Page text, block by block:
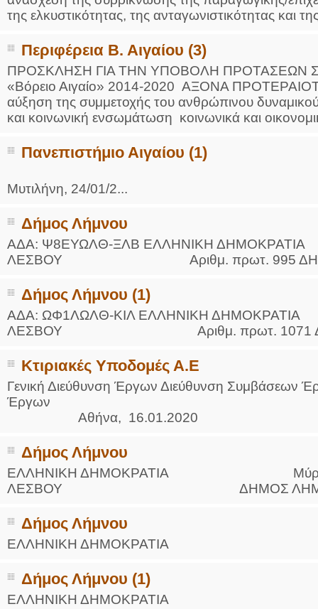
της ελκυστικότητας, της ανταγωνιστικότητας και
Περιφέρεια Β. Αιγαίου (3)
ΠΡΟΣΚΛΗΣΗ ΓΙΑ ΤΗΝ ΥΠΟΒΟΛΗ ΠΡΟΤΑΣΕΩΝ
«Βόρειο Αιγαίο» 2014-2020 ΑΞΟΝΑ
αύξηση της συμμετοχής του ανθρώπινου
και κοινωνική ενσωμάτωση κοινωνικά και
Πανεπιστήμιο Αιγαίου (1)
Μυτιλήνη, 24/01/2...
Δήμος Λήμνου
ΑΔΑ: Ψ8ΕΥΩΛΘ-ΞΛΒ ΕΛΛΗΝΙΚΗ
ΛΕΣΒΟΥ Αριθμ. πρωτ. 995 ΔΗΜΟΣ
Δήμος Λήμνου (1)
ΑΔΑ: ΩΦ1ΛΩΛΘ-ΚΙΛ ΕΛΛΗΝΙΚΗ
ΛΕΣΒΟΥ Αριθμ. πρωτ. 1071
Κτιριακές Υποδομές Α.Ε
Γενική Διεύθυνση Έργων Διεύθυνση Συμβάσεων
Αθήνα,
Δήμος Λήμνου
ΕΛΛΗΝΙΚΗ ΔΗΜΟΚΡΑΤΙΑ Μύρινα
ΛΕΣΒΟΥ ΔΗΜΟΣ
Δήμος Λήμνου
ΕΛΛΗΝΙΚΗ ΔΗΜΟΚΡΑΤΙΑ ΑΡ.
Δήμος Λήμνου (1)
ΕΛΛΗΝΙΚΗ ΔΗΜΟΚΡΑΤΙΑ ΑΡ.